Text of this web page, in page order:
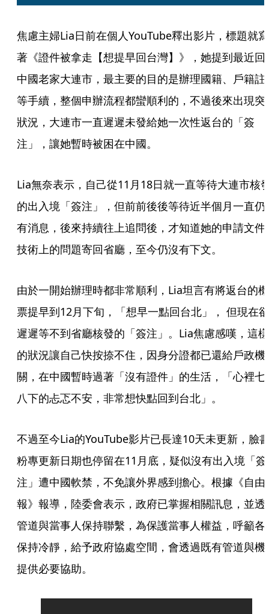
焦慮主婦Lia日前在個人YouTube釋出影片，標題就寫
著《證件被拿走【想提早回台灣】》，她提到最近回
中國老家大連市，最主要的目的是辦理國籍、戶籍註
等手續，整個申辦流程都蠻順利的，不過後來出現突
狀況，大連市一直遲遲未發給她一次性返台的「簽
注」，讓她暫時被困在中國。
Lia無奈表示，自己從11月18日就一直等待大連市核
的出入境「簽注」，但前前後後等待近半個月一直仍
有消息，後來持續往上追問後，才知道她的申請文件
技術上的問題寄回省廳，至今仍沒有下文。
由於一開始辦理時都非常順利，Lia坦言有將返台的機
票提早到12月下旬，「想早一點回台北」， 但現在卻
遲遲等不到省廳核發的「簽注」。Lia焦慮感嘆，這樣
的狀況讓自己快按捺不住，因身分證都已還給戶政機
關，在中國暫時過著「沒有證件」的生活，「心裡七
八下的忐忑不安，非常想快點回到台北」。
不過至今Lia的YouTube影片已長達10天未更新，臉
粉專更新日期也停留在11月底，疑似沒有出入境「簽
注」遭中國軟禁，不免讓外界感到擔心。根據《自由
報》報導，陸委會表示，政府已掌握相關訊息，並透
管道與當事人保持聯繫，為保護當事人權益，呼籲各
保持冷靜，給予政府協處空間，會透過既有管道與機
提供必要協助。